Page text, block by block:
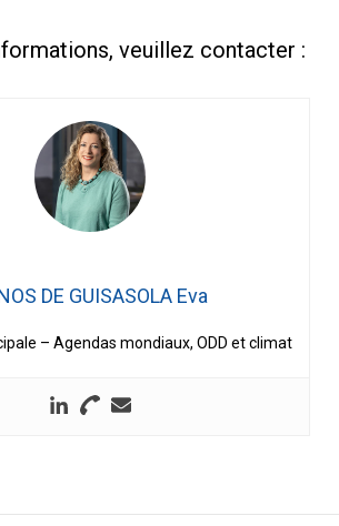
veuillez contacter :
DE GUISASOLA Eva
– Agendas mondiaux, ODD et climat